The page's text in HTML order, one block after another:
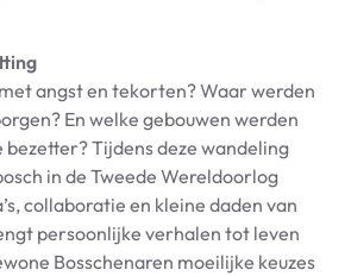
angst en tekorten? Waar werden
En welke gebouwen werden
Tijdens deze wandeling
in de Tweede Wereldoorlog
collaboratie en kleine daden van
persoonlijke verhalen tot leven
Bosschenaren moeilijke keuzes